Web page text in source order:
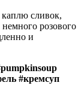
сливок,
розового
и
#кремсуп